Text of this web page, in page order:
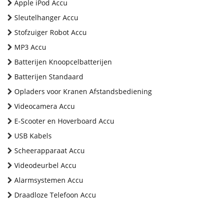
Apple iPod Accu
Sleutelhanger Accu
Stofzuiger Robot Accu
MP3 Accu
Batterijen Knoopcelbatterijen
Batterijen Standaard
Opladers voor Kranen Afstandsbediening
Videocamera Accu
E-Scooter en Hoverboard Accu
USB Kabels
Scheerapparaat Accu
Videodeurbel Accu
Alarmsystemen Accu
Draadloze Telefoon Accu